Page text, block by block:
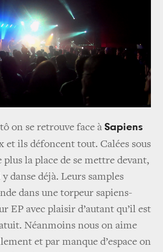
on se retrouve face à Sapiens
et ils défoncent tout. Calées sous
la place de se mettre devant,
danse déjà. Leurs samples
dans une torpeur sapiens-
EP avec plaisir d’autant qu’il est
Néanmoins nous on aime
et par manque d’espace on